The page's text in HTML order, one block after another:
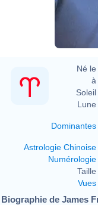
Né le
à
Soleil
Lune
Dominantes
Astrologie Chinoise
Numérologie
Taille
Vues
Biographie de James